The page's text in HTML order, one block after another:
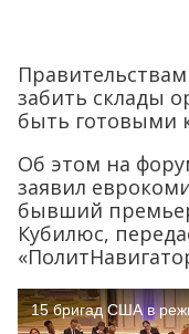
забить склады
быть готовыми
Об этом на
заявил
бывший
Кубилюс,